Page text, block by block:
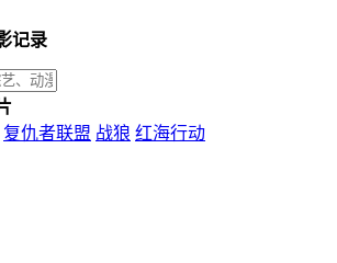
记录
复仇者联盟 战狼 红海行动